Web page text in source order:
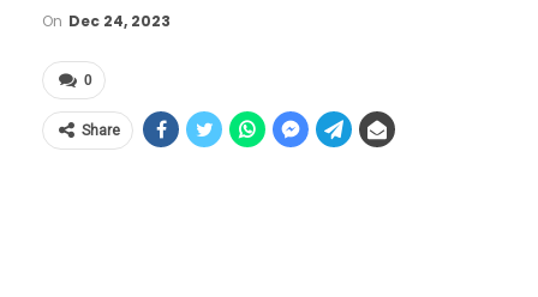
On Dec 24, 2023
0
Share